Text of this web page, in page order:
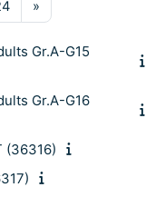
Pàgina 24
»Pàgina següent
Gr.A-G15
Gr.A-G16
(36316)